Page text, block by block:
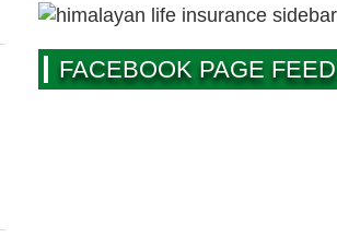
FACEBOOK PAGE FEED